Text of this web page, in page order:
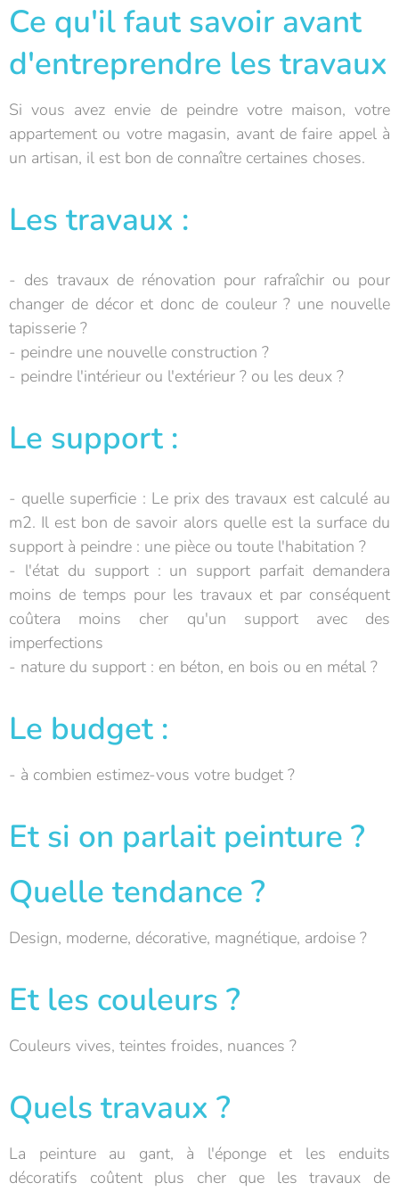
Ce qu'il faut savoir avant
d'entreprendre les travaux
Si vous avez envie de peindre votre maison, votre
appartement ou votre magasin, avant de faire appel à
un artisan, il est bon de connaître certaines choses.
Les travaux :
- des travaux de rénovation pour rafraîchir ou pour
changer de décor et donc de couleur ? une nouvelle
tapisserie ?
- peindre une nouvelle construction ?
- peindre l'intérieur ou l'extérieur ? ou les deux ?
Le support :
- quelle superficie : Le prix des travaux est calculé au
m2. Il est bon de savoir alors quelle est la surface du
support à peindre : une pièce ou toute l'habitation ?
- l'état du support : un support parfait demandera
moins de temps pour les travaux et par conséquent
coûtera moins cher qu'un support avec des
imperfections
- nature du support : en béton, en bois ou en métal ?
Le budget :
- à combien estimez-vous votre budget ?
Et si on parlait peinture ?
Quelle tendance ?
Design, moderne, décorative, magnétique, ardoise ?
Et les couleurs ?
Couleurs vives, teintes froides, nuances ?
Quels travaux ?
La peinture au gant, à l'éponge et les enduits
décoratifs coûtent plus cher que les travaux de